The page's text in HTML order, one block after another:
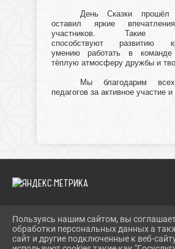
День Сказки
оставил яркие
участников. Такие
способствуют развитию
умению работать в
тёплую атмосферу дружбы и
Мы благодарим
педагогов за активное участие
2026 Г. IBRBIB.RU
ВХОД
КАРТА САЙТА
Пользуясь нашим сайтом, вы
обработки персональных данных а
сайт и другие подключенные к веб-